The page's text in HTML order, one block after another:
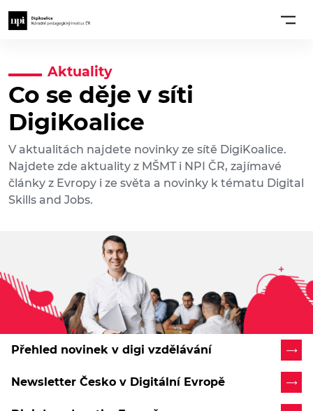
Aktuality
Co se děje v síti
DigiKoalice
V aktualitách najdete novinky ze sítě DigiKoalice.
Najdete zde aktuality z MŠMT i NPI ČR, zajímavé
články z Evropy i ze světa a novinky k tématu Digital
Skills and Jobs.
Přehled novinek v digi vzdělávání
Newsletter Česko v Digitální Evropě